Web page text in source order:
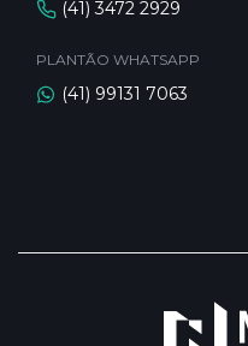
(41) 3472 2929
PLANTÃO WHATSAPP
(41) 99131 7063